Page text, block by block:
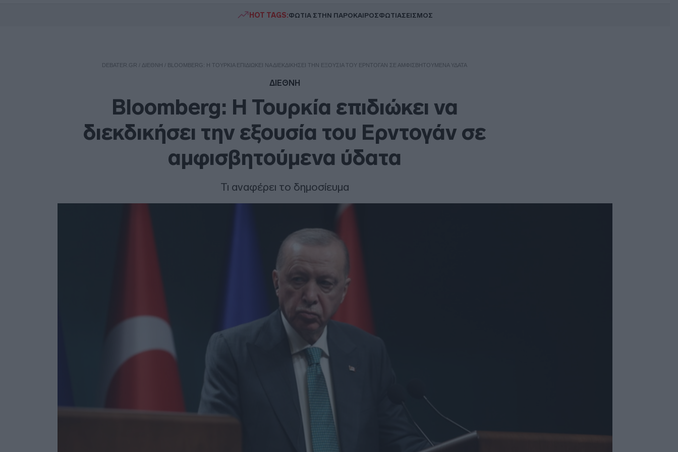
HOT TAGS:ΦΩΤΙΑ ΣΤΗΝ ΠΑΡΟΚΑΙΡΟΣΦΩΤΙΑΣΕΙΣΜΟΣ
DEBATER.GR / ΔΙΕΘΝΗ / BLOOMBERG: Η ΤΟΥΡΚΊΑ ΕΠΙΔΙΏΚΕΙ ΝΑ ΔΙΕΚΔΙΚΉΣΕΙ ΤΗΝ ΕΞΟΥΣΊΑ ΤΟΥ ΕΡΝΤΟΓΆΝ ΣΕ ΑΜΦΙΣΒΗΤΟΎΜΕΝΑ ΎΔΑΤΑ
ΔΙΕΘΝΗ
Bloomberg: Η Τουρκία επιδιώκει να
διεκδικήσει την εξουσία του Ερντογάν σε
αμφισβητούμενα ύδατα
Τι αναφέρει το δημοσίευμα